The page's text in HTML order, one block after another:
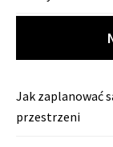
Jak zaplanować
przestrzeni